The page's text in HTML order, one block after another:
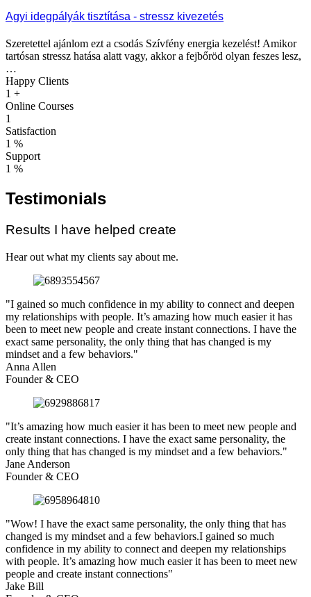
Agyi idegpályák tisztítása - stressz kivezetés
Szeretettel ajánlom ezt a csodás Szívfény energia kezelést! Amikor
tartósan stressz hatása alatt vagy, akkor a fejbőröd olyan feszes lesz,
…
Happy Clients
1 +
Online Courses
1
Satisfaction
1 %
Support
1 %
Testimonials
Results I have helped create
Hear out what my clients say about me.
"I gained so much confidence in my ability to connect and deepen
my relationships with people. It’s amazing how much easier it has
been to meet new people and create instant connections. I have the
exact same personality, the only thing that has changed is my
mindset and a few behaviors."
Anna Allen
Founder & CEO
"It’s amazing how much easier it has been to meet new people and
create instant connections. I have the exact same personality, the
only thing that has changed is my mindset and a few behaviors."
Jane Anderson
Founder & CEO
"Wow! I have the exact same personality, the only thing that has
changed is my mindset and a few behaviors.I gained so much
confidence in my ability to connect and deepen my relationships
with people. It’s amazing how much easier it has been to meet new
people and create instant connections"
Jake Bill